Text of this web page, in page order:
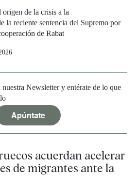
de la crisis a la
la reciente sentencia del Supremo por
de Rabat
nuestra Newsletter y entérate de lo que
Apúntate
acuerdan acelerar
de migrantes ante la